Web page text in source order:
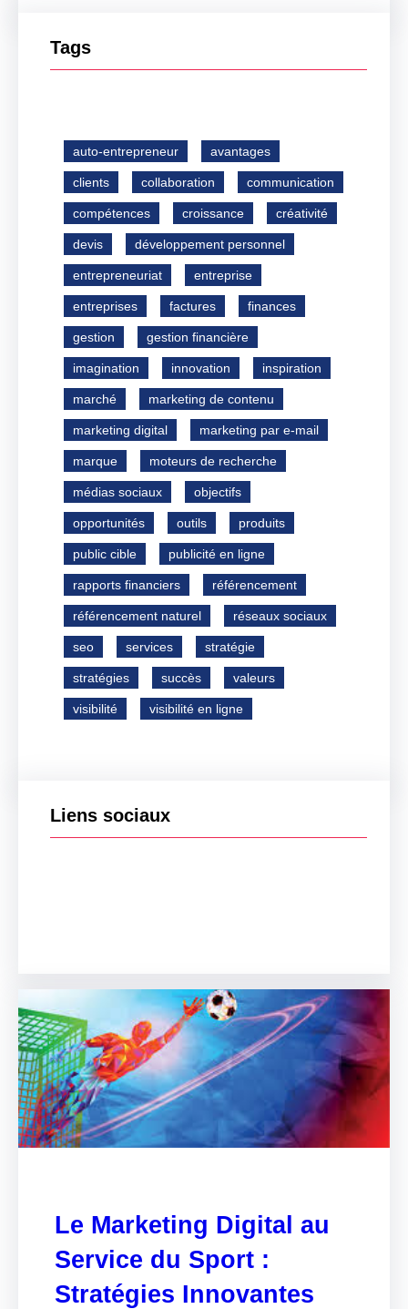
Tags
auto-entrepreneur avantages
clients collaboration communication
compétences croissance créativité
devis développement personnel
entrepreneuriat entreprise
entreprises factures finances
gestion gestion financière
imagination innovation inspiration
marché marketing de contenu
marketing digital marketing par e-mail
marque moteurs de recherche
médias sociaux objectifs
opportunités outils produits
public cible publicité en ligne
rapports financiers référencement
référencement naturel réseaux sociaux
seo services stratégie
stratégies succès valeurs
visibilité visibilité en ligne
Liens sociaux
Le Marketing Digital au
Service du Sport :
Stratégies Innovantes